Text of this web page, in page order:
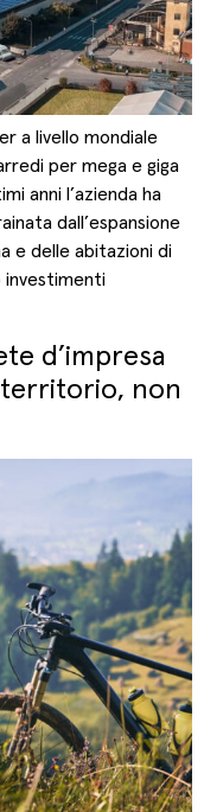
a livello mondiale
per mega e giga
anni l’azienda ha
dall’espansione
e delle abitazioni di
investimenti
d’impresa
non